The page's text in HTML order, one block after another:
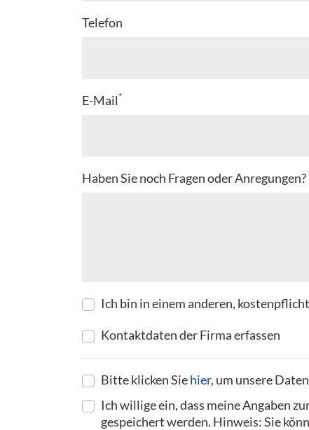
Telefon
E-Mail*
Haben Sie noch Fragen oder Anregungen?
Ich bin in einem anderen,
Kontaktdaten der Firma erfassen
Bitte klicken Siehier, um unsere
Ich willige ein, dass meine Angaben
gespeichert werden. Hinweis: Sie